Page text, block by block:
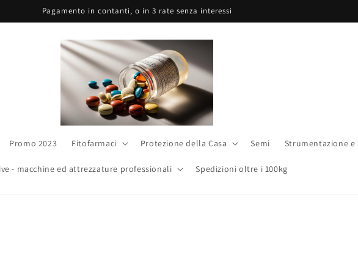
Pagamento in contanti, o in 3 rate senza interessi
Promo 2023 Fitofarmaci Protezione della Casa Semi Strumentazione e
- macchine ed attrezzature professionali Spedizioni oltre i 100kg